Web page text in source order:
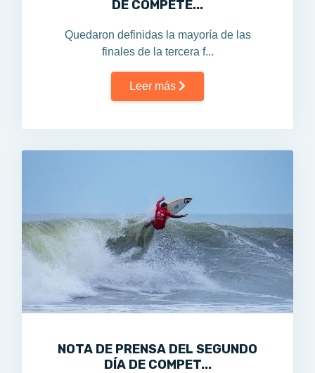
DE COMPETE...
Quedaron definidas la mayoría de las
finales de la tercera f...
Leer más
NOTA DE PRENSA DEL SEGUNDO
DÍA DE COMPET...